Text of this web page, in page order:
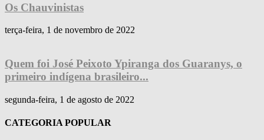
Os Chauvinistas
terça-feira, 1 de novembro de 2022
Quem foi José Peixoto Ypiranga dos Guaranys, o
primeiro indígena brasileiro...
segunda-feira, 1 de agosto de 2022
CATEGORIA POPULAR